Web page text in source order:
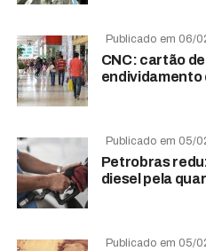
Publicado em 06/
CNC: cartão
endividamento
Publicado em 05/
Petrobras
diesel pela
Publicado em 05/